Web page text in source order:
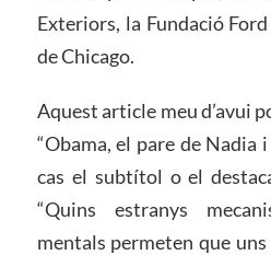
Exteriors, la Fundació Ford
de Chicago.
Aquest article meu d’avui
“Obama, el pare de Nadia
cas el subtítol o el
“Quins estranys
mentals permeten que